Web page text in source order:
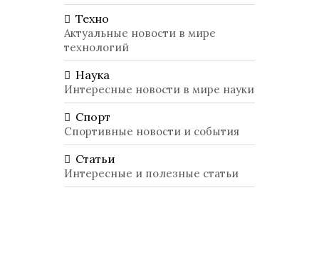
Техно
Актуальные новости в мире
технологий
Наука
Интересные новости в мире науки
Спорт
Спортивные новости и события
Статьи
Интересные и полезные статьи